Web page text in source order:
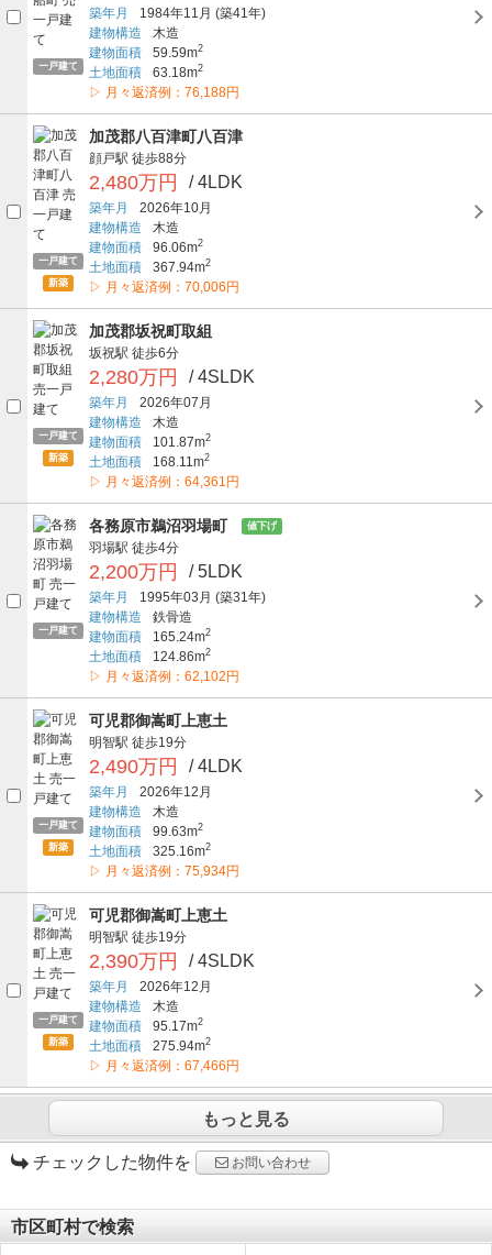
一戸建て
築年月 1984年11月 (築41年)
建物構造
木造
建物面積
59.59m2
土地面積 63.18m2
▷ 月々返済例：76,188円
一戸建て
新築
加茂郡八百津町八百津
顔戸駅 徒歩88分
2,480万円 / 4LDK
築年月
2026年10月
建物構造
木造
建物面積
96.06m2
土地面積 367.94m2
▷ 月々返済例：70,006円
一戸建て
新築
加茂郡坂祝町取組
坂祝駅 徒歩6分
2,280万円 / 4SLDK
築年月
2026年07月
建物構造
木造
建物面積
101.87m2
土地面積 168.11m2
▷ 月々返済例：64,361円
一戸建て
各務原市鵜沼羽場町 値下げ
羽場駅 徒歩4分
2,200万円 / 5LDK
築年月 1995年03月 (築31年)
建物構造
鉄骨造
建物面積
165.24m2
土地面積 124.86m2
▷ 月々返済例：62,102円
一戸建て
新築
可児郡御嵩町上恵土
明智駅 徒歩19分
2,490万円 / 4LDK
築年月
2026年12月
建物構造
木造
建物面積
99.63m2
土地面積 325.16m2
▷ 月々返済例：75,934円
一戸建て
新築
可児郡御嵩町上恵土
明智駅 徒歩19分
2,390万円 / 4SLDK
築年月
2026年12月
建物構造
木造
建物面積
95.17m2
土地面積 275.94m2
▷ 月々返済例：67,466円
もっと見る
チェックした物件を お問い合わせ
市区町村で検索